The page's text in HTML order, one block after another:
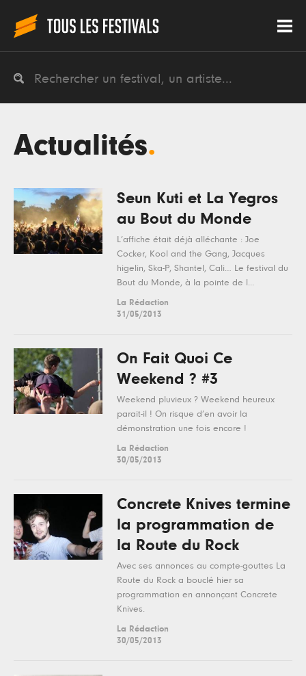
Actualités.
Seun Kuti et La Yegros
au Bout du Monde
L’affiche était déjà alléchante : Joe
Cocker, Kool and the Gang, Jacques
higelin, Ska-P, Shantel, Cali… Le festival du
Bout du Monde, à la pointe de l...
La Rédaction
31/05/2013
On Fait Quoi Ce
Weekend ? #3
Weekend pluvieux ? Weekend heureux
parait-il ! On risque d’en avoir la
démonstration une fois encore !
La Rédaction
30/05/2013
Concrete Knives termine
la programmation de
la Route du Rock
Avec ses annonces au compte-gouttes La
Route du Rock a bouclé hier sa
programmation en annonçant Concrete
Knives.
La Rédaction
30/05/2013